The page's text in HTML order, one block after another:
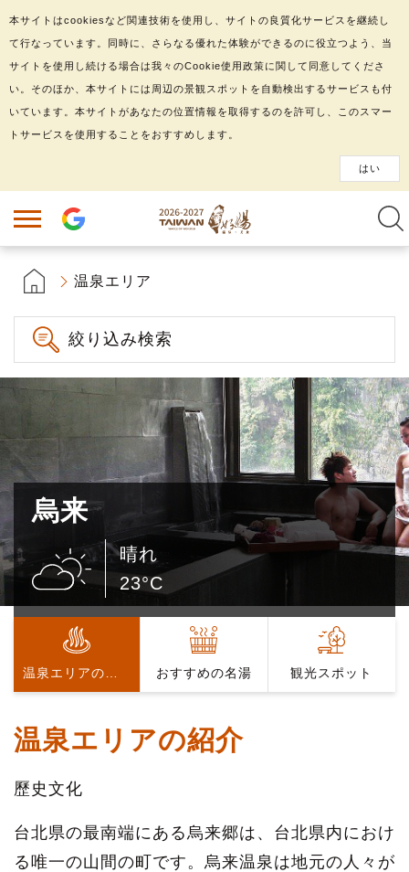
温泉エリア
絞り込み検索
烏来
晴れ
23°C
おすすめの名湯 観光スポット
温泉エリアの紹介
歷史文化
台北県の最南端にある烏来郷は、台北県内におけ
る唯一の山間の町です。烏来温泉は地元の人々が
本サイトはcookiesなど関連技術を使用し、サイトの良質化サービスを継続し
て行なっています。同時に、さらなる優れた体験ができるのに役立つよう、当
サイトを使用し続ける場合は我々のCookie使用政策に関して同意してくださ
い。そのほか、本サイトには周辺の景観スポットを自動検出するサービスも付
いています。本サイトがあなたの位置情報を取得するのを許可し、このスマー
トサービスを使用することをおすすめします。
はい